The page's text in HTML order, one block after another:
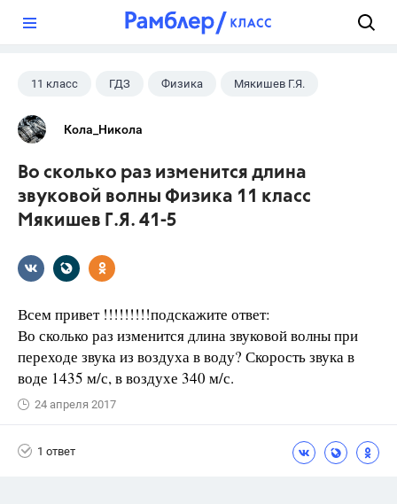
11 класс ГДЗ Физика Мякишев Г.Я.
Кола_Никола
Во сколько раз изменится длина
звуковой волны Физика 11 класс
Мякишев Г.Я. 41-5
Всем привет !!!!!!!!!подскажите ответ:
Во сколько раз изменится длина звуковой волны при
переходе звука из воздуха в воду? Скорость звука в
воде 1435 м/с, в воздухе 340 м/с.
24 апреля 2017
1 ответ